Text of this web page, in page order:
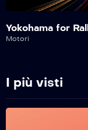
Yokohama for
Motori
I più visti